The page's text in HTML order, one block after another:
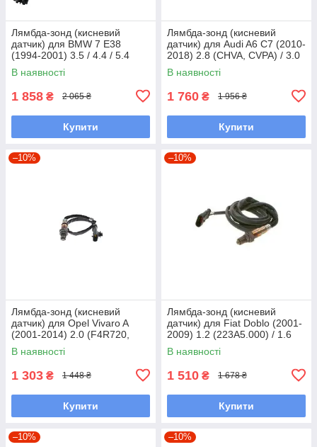
Лямбда-зонд (кисневий
датчик) для BMW 7 E38
(1994-2001) 3.5 / 4.4 / 5.4
(M62 / M73)
В наявності
1 858 ₴ 2 065 ₴
Купити
Лямбда-зонд (кисневий
датчик) для Audi A6 C7 (2010-
2018) 2.8 (CHVA, CVPA) / 3.0
(CCAA, CGWB, CGWD,
CGXB, CTUA)
В наявності
1 760 ₴ 1 956 ₴
Купити
–10%
Лямбда-зонд (кисневий
датчик) для Opel Vivaro A
(2001-2014) 2.0 (F4R720,
F4R820)
В наявності
1 303 ₴ 1 448 ₴
Купити
–10%
Лямбда-зонд (кисневий
датчик) для Fiat Doblo (2001-
2009) 1.2 (223A5.000) / 1.6
(182B6.000)
В наявності
1 510 ₴ 1 678 ₴
Купити
–10% –10%